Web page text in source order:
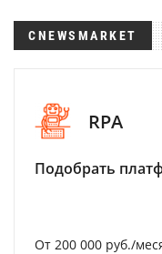
CNEWSMARKET
RPA
Подобрать
От 200 000 руб./